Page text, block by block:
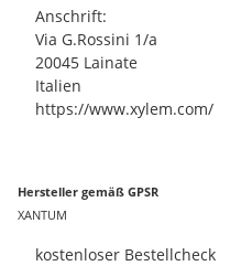
Anschrift:
Via G.Rossini 1/a
20045 Lainate
Italien
https://www.xylem.com/
Hersteller gemäß GPSR
XANTUM
kostenloser Bestellcheck